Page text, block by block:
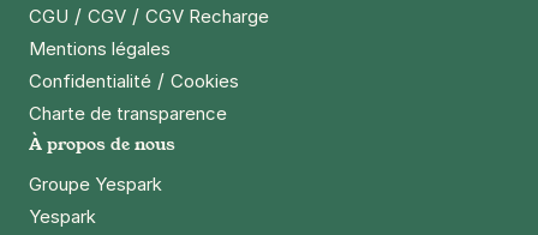
Paris - Gare de Lyon - Citadines
4,3(1292 avis)
3 €/heure,29 €/jour,
Réserver
+ Abonnements disponibles
CGU / CGV / CGV Recharge
Mentions légales
Confidentialité / Cookies
Charte de transparence
À propos de nous
Groupe Yespark
Yespark